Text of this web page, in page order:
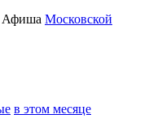
Афиша Московской
в этом месяце